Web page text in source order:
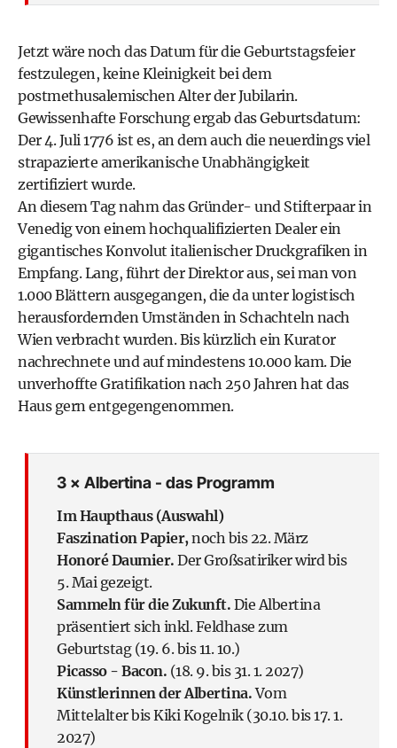
Jetzt wäre noch das Datum für die Geburtstagsfeier
festzulegen, keine Kleinigkeit bei dem
postmethusalemischen Alter der Jubilarin.
Gewissenhafte Forschung ergab das Geburtsdatum:
Der 4. Juli 1776 ist es, an dem auch die neuerdings viel
strapazierte amerikanische Unabhängigkeit
zertifiziert wurde.
An diesem Tag nahm das Gründer- und Stifterpaar in
Venedig von einem hochqualifizierten Dealer ein
gigantisches Konvolut italienischer Druckgrafiken in
Empfang. Lang, führt der Direktor aus, sei man von
1.000 Blättern ausgegangen, die da unter logistisch
herausfordernden Umständen in Schachteln nach
Wien verbracht wurden. Bis kürzlich ein Kurator
nachrechnete und auf mindestens 10.000 kam. Die
unverhoffte Gratifikation nach 250 Jahren hat das
Haus gern entgegengenommen.
3 × Albertina - das Programm
Im Haupthaus (Auswahl)
Faszination Papier,noch bis 22. März
Honoré Daumier. Der Großsatiriker wird bis
5. Mai gezeigt.
Sammeln für die Zukunft. Die Albertina
präsentiert sich inkl. Feldhase zum
Geburtstag (19. 6. bis 11. 10.)
Picasso - Bacon. (18. 9. bis 31. 1. 2027)
Künstlerinnen der Albertina.Vom
Mittelalter bis Kiki Kogelnik (30.10. bis 17. 1.
2027)